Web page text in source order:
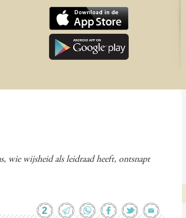
wie wijsheid als leidraad heeft, ontsnapt
2